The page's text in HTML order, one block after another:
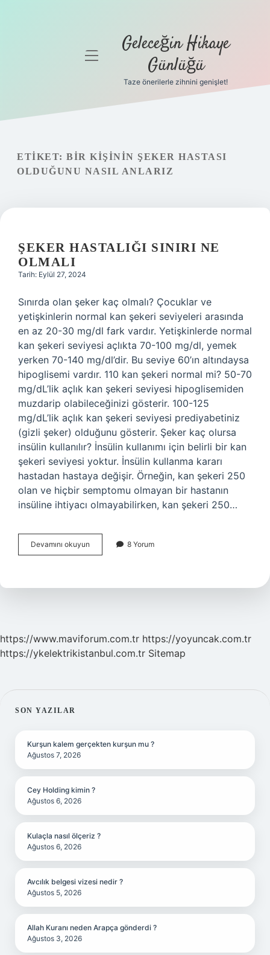
Gizlilik
Yasal Uyarı
menüyü Geleceğin Hikaye
Günlüğü
Taze önerilerle zihnini genişlet!
ETIKET: BIR KIŞININ ŞEKER HASTASI
OLDUĞUNU NASIL ANLARIZ
ŞEKER HASTALIĞI SINIRI NE
OLMALI
Tarih: Eylül 27, 2024
Sınırda olan şeker kaç olmalı? Çocuklar ve
yetişkinlerin normal kan şekeri seviyeleri arasında
en az 20-30 mg/dl fark vardır. Yetişkinlerde normal
kan şekeri seviyesi açlıkta 70-100 mg/dl, yemek
yerken 70-140 mg/dl’dir. Bu seviye 60’ın altındaysa
hipoglisemi vardır. 110 kan şekeri normal mi? 50-70
mg/dL’lik açlık kan şekeri seviyesi hipoglisemiden
muzdarip olabileceğinizi gösterir. 100-125
mg/dL’lik açlık kan şekeri seviyesi prediyabetiniz
(gizli şeker) olduğunu gösterir. Şeker kaç olursa
insülin kullanılır? İnsülin kullanımı için belirli bir kan
şekeri seviyesi yoktur. İnsülin kullanma kararı
hastadan hastaya değişir. Örneğin, kan şekeri 250
olan ve hiçbir semptomu olmayan bir hastanın
insüline ihtiyacı olmayabilirken, kan şekeri 250…
Devamını okuyun
Hastalığı
Olmalı
8 Yorum
https://www.maviforum.com.tr https://yoyuncak.com.tr
https://ykelektrikistanbul.com.tr Sitemap
SIDEBAR
SON YAZILAR
Kurşun kalem gerçekten kurşun mu ?
Ağustos 7, 2026
Cey Holding kimin ?
Ağustos 6, 2026
Kulaçla nasıl ölçeriz ?
Ağustos 6, 2026
Avcılık belgesi vizesi nedir ?
Ağustos 5, 2026
Allah Kuranı neden Arapça gönderdi ?
Ağustos 3, 2026